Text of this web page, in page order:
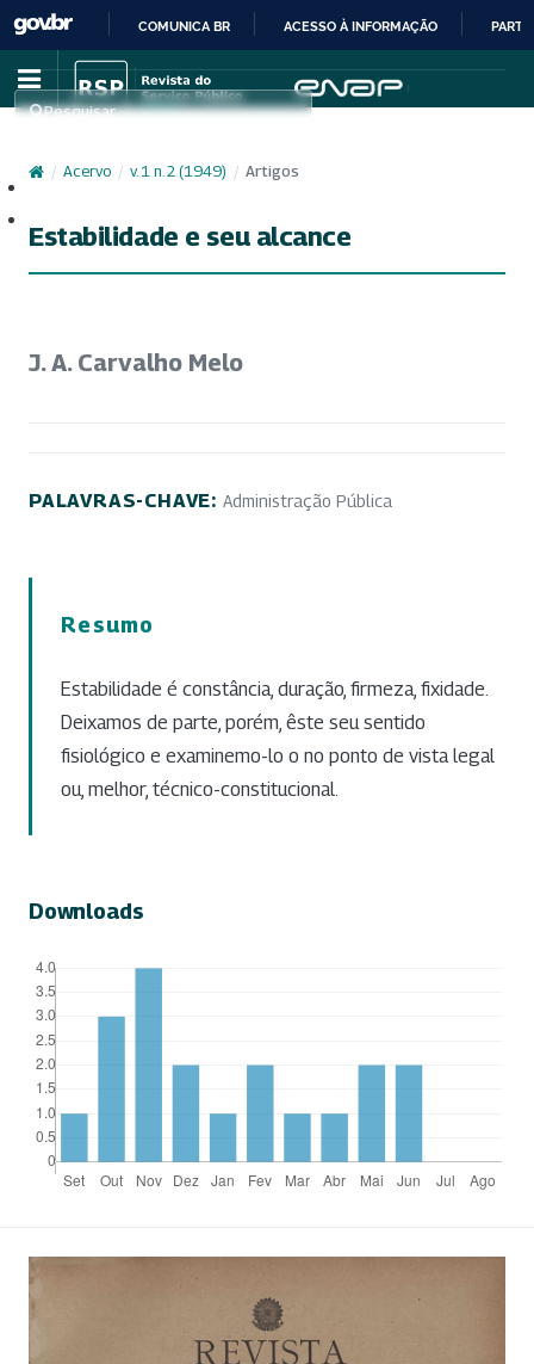
IR
PARA
CONTEÚDO
COMUNICA BR ACESSO À INFORMAÇÃO
Pesquisar
/ Acervo / v. 1 n. 2 (1949) / Artigos
Estabilidade e seu alcance
J. A. Carvalho Melo
PALAVRAS-CHAVE: Administração Pública
Resumo
Estabilidade é constância, duração, firmeza, fixidade.
Deixamos de parte, porém, êste seu sentido
fisiológico e examinemo-lo o no ponto de vista legal
ou, melhor, técnico-constitucional.
Downloads